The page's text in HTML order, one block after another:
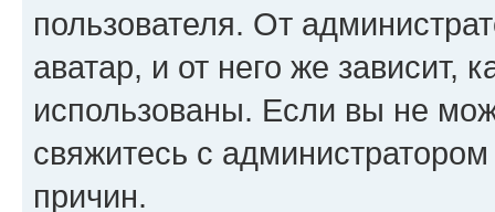
пользователя. От
аватар, и от него же зависит,
использованы. Если вы не
свяжитесь с
причин.